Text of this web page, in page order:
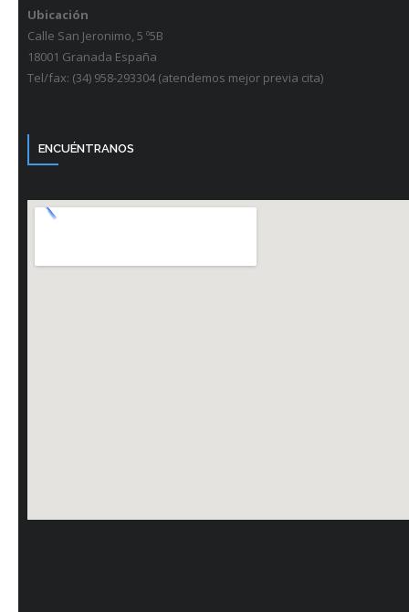
Ubicación
Calle San Jeronimo, 5 º5B
18001 Granada España
Tel/fax: (34) 958-293304 (atendemos mejor previa cita)
ENCUÉNTRANOS